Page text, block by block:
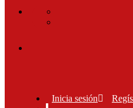
Inicia sesión